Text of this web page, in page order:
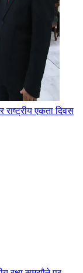
एकता दिवस